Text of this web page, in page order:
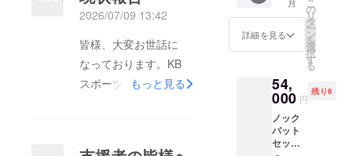
2026/07/09 13:42
皆様、大変お世話に
なっております。KB
スポーツ店長の古海で
もっと見る
テッ
カー2枚
（50m
m×50m
m）
月
詳細を見る
の
リ
タ
ー
ン
を
選
択
す
る
54,
000 円
残り6
ノック
バット
セット